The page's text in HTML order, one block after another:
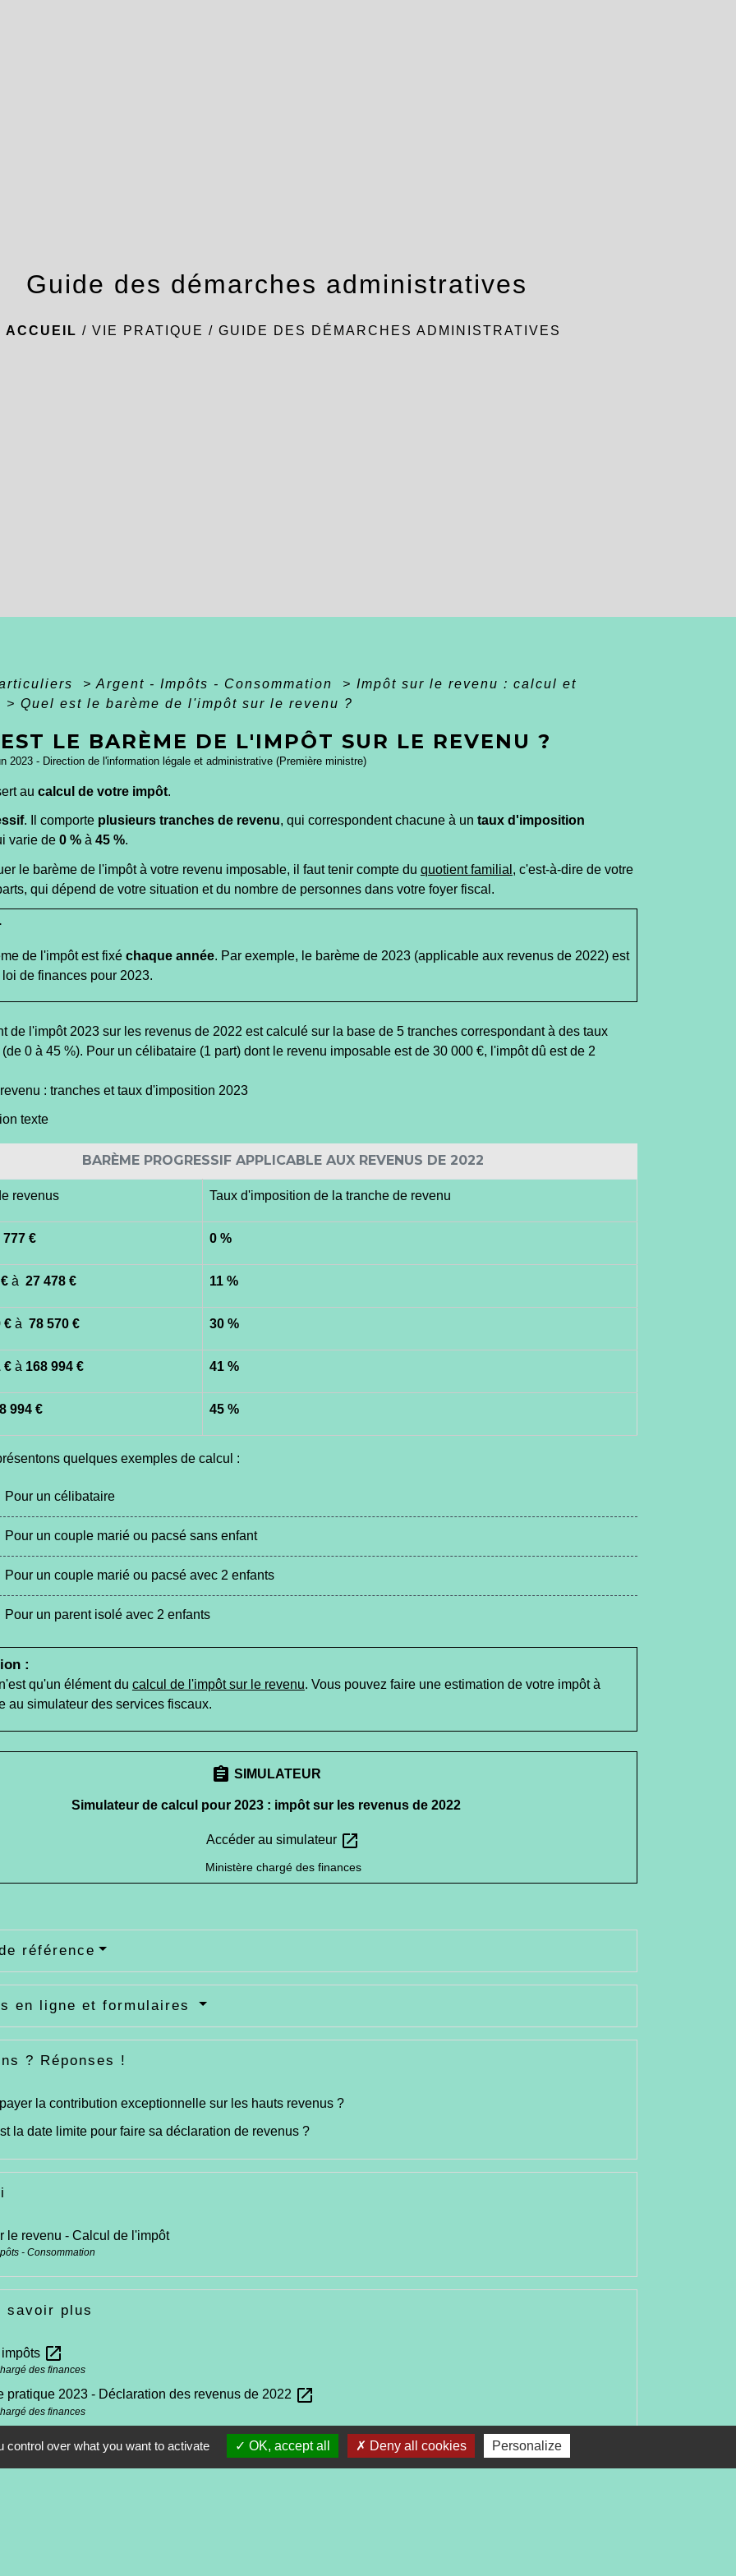
Guide des démarches administratives
ACCUEIL / VIE PRATIQUE / GUIDE DES DÉMARCHES ADMINISTRATIVES
> Argent - Impôts - Consommation > Impôt sur le revenu : calcul et
> Quel est le barème de l'impôt sur le revenu ?
LE BARÈME DE L'IMPÔT SUR LE REVENU ?
2023 - Direction de l'information légale et administrative (Première ministre)
au calcul de votre impôt.
. Il comporte plusieurs tranches de revenu, qui correspondent chacune à un taux d'imposition
varie de 0 %à 45 %.
le barème de l'impôt à votre revenu imposable, il faut tenir compte du quotient familial , c'est-à-dire de votre
qui dépend de votre situation et du nombre de personnes dans votre foyer fiscal.
de l'impôt est fixé chaque année. Par exemple, le barème de 2023 (applicable aux revenus de 2022) est
de finances pour 2023.
revenu : tranches et taux d'imposition 2023
texte
BARÈME PROGRESSIF APPLICABLE AUX REVENUS DE 2022
revenus Taux d'imposition de la tranche de revenu
777 € 0 %
à 27 478 € 11 %
€à 78 570 € 30 %
€à 168 994 € 41 %
994 € 45 %
quelques exemples de calcul :
Pour un célibataire
Pour un couple marié ou pacsé sans enfant
Pour un couple marié ou pacsé avec 2 enfants
Pour un parent isolé avec 2 enfants
:
qu'un élément du calcul de l'impôt sur le revenu. Vous pouvez faire une estimation de votre impôt à
au simulateur des services fiscaux.
assignment SIMULATEUR
Simulateur de calcul pour 2023 : impôt sur les revenus de 2022
Accéder au simulateur open_in_new
Ministère chargé des finances
référence
en ligne et formulaires
? Réponses !
la contribution exceptionnelle sur les hauts revenus ?
la date limite pour faire sa déclaration de revenus ?
le revenu - Calcul de l'impôt
- Consommation
savoir plus
open_in_new
des finances
pratique 2023 - Déclaration des revenus de 2022 open_in_new
des finances
Signaler une erreur sur cette page
over what you want to activate OK, accept all Deny all cookies Personalize